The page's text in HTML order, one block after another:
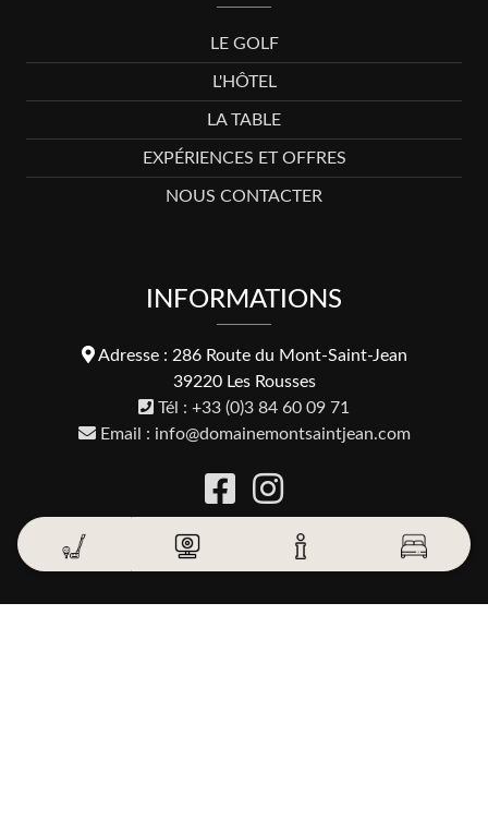
LE GOLF
L'HÔTEL
LA TABLE
EXPÉRIENCES ET OFFRES
NOUS CONTACTER
INFORMATIONS
Adresse : 286 Route du Mont-Saint-Jean
39220 Les Rousses
Tél : +33 (0)3 84 60 09 71
Email : info@domainemontsaintjean.com